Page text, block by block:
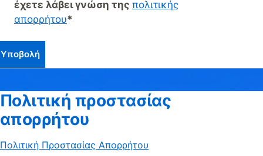
έχετε λάβει γνώση της πολιτικής
απορρήτου*
Υποβολή
Πολιτική προστασίας
απορρήτου
Πολιτική Προστασίας Απορρήτου